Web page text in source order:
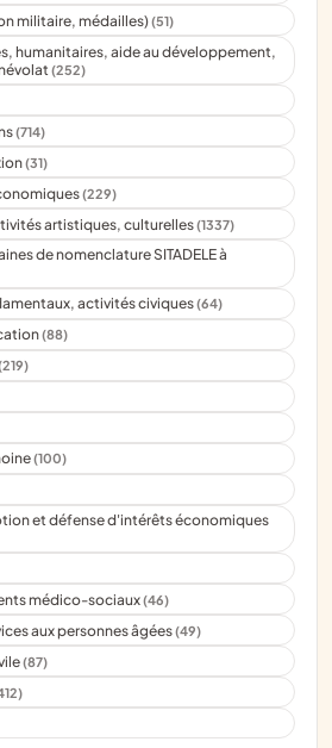
militaire, médailles)(51)
humanitaires, aide au développement,
(252)
(714)
(31)
(229)
artistiques, culturelles(1337)
de nomenclature SITADELE à
activités civiques(64)
(88)
(100)
et défense d'intérêts économiques
médico-sociaux(46)
aux personnes âgées(49)
(87)